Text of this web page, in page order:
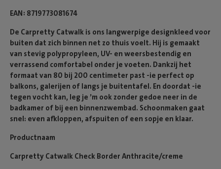
EAN 8719773081674
De Carpretty Catwalk is ons langwerpige designkleed voor
buiten dat zich binnen net zo thuis voelt. Hij is gemaakt
van stevig polypropyleen, UV- en weersbestendig en
verrassend comfortabel onder je voeten. Dankzij het
formaat van 80 bij 200 centimeter past -ie perfect op
balkons, galerijen of langs je buitentafel. En doordat -ie
tegen vocht kan, leg je ’m ook zonder gedoe neer in de
badkamer of bij een binnenzwembad. Schoonmaken gaat
snel: even afkloppen, afspuiten of een sopje en klaar.
Productnaam
Carpretty Catwalk Check Border Anthracite/creme